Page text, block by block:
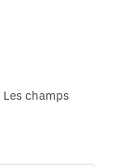
Les champs